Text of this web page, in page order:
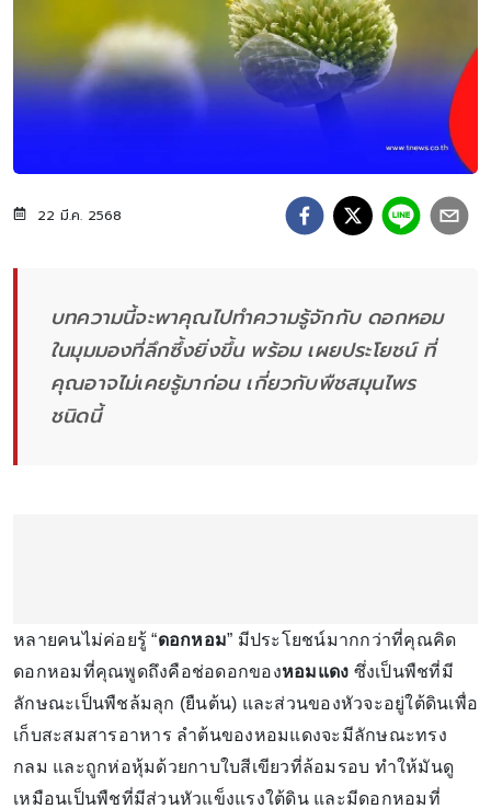
22 มี.ค. 2568
บทความนี้จะพาคุณไปทำความรู้จักกับ ดอกหอม
ในมุมมองที่ลึกซึ้งยิ่งขึ้น พร้อม เผยประโยชน์ ที่
คุณอาจไม่เคยรู้มาก่อน เกี่ยวกับพืชสมุนไพร
ชนิดนี้
หลายคนไม่ค่อยรู้ “ดอกหอม” มีประโยชน์มากกว่าที่คุณคิด
ดอกหอมที่คุณพูดถึงคือช่อดอกของหอมแดง ซึ่งเป็นพืชที่มี
ลักษณะเป็นพืชล้มลุก (ยืนต้น) และส่วนของหัวจะอยู่ใต้ดินเพื่อ
เก็บสะสมสารอาหาร ลำต้นของหอมแดงจะมีลักษณะทรง
กลม และถูกห่อหุ้มด้วยกาบใบสีเขียวที่ล้อมรอบ ทำให้มันดู
เหมือนเป็นพืชที่มีส่วนหัวแข็งแรงใต้ดิน และมีดอกหอมที่